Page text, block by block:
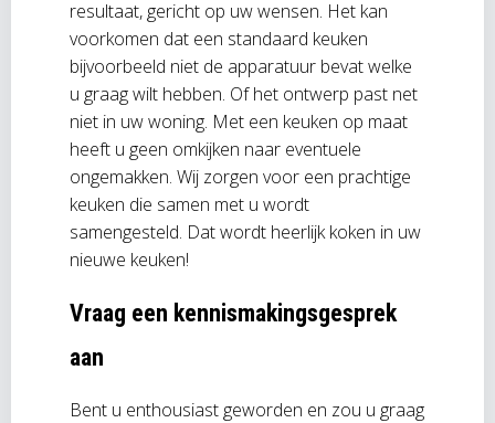
resultaat, gericht op uw wensen. Het kan
voorkomen dat een standaard keuken
bijvoorbeeld niet de apparatuur bevat welke
u graag wilt hebben. Of het ontwerp past net
niet in uw woning. Met een keuken op maat
heeft u geen omkijken naar eventuele
ongemakken. Wij zorgen voor een prachtige
keuken die samen met u wordt
samengesteld. Dat wordt heerlijk koken in uw
nieuwe keuken!
Vraag een kennismakingsgesprek
aan
Bent u enthousiast geworden en zou u graag